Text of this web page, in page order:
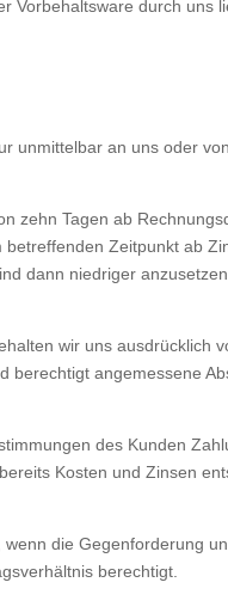
Vorbehaltsware durch
unmittelbar an uns oder
zehn Tagen ab
Zeitpunkt ab
dann niedriger
wir uns
berechtigt angemessene
des Kunden
Kosten und Zinsen
die Gegenforderung
berechtigt.